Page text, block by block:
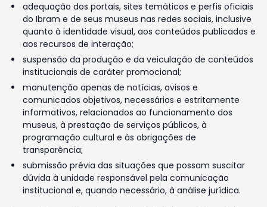
adequação dos portais, sites temáticos e perfis oficiais
do Ibram e de seus museus nas redes sociais, inclusive
quanto à identidade visual, aos conteúdos publicados e
aos recursos de interação;
suspensão da produção e da veiculação de conteúdos
institucionais de caráter promocional;
manutenção apenas de notícias, avisos e
comunicados objetivos, necessários e estritamente
informativos, relacionados ao funcionamento dos
museus, à prestação de serviços públicos, à
programação cultural e às obrigações de
transparência;
submissão prévia das situações que possam suscitar
dúvida à unidade responsável pela comunicação
institucional e, quando necessário, à análise jurídica.